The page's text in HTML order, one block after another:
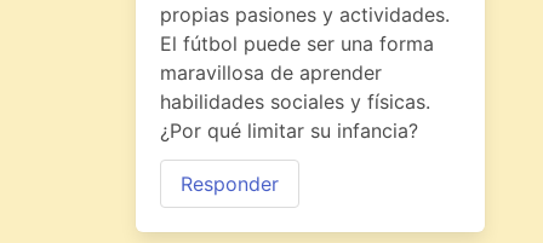
propias pasiones y actividades.
El fútbol puede ser una forma
maravillosa de aprender
habilidades sociales y físicas.
¿Por qué limitar su infancia?
Responder